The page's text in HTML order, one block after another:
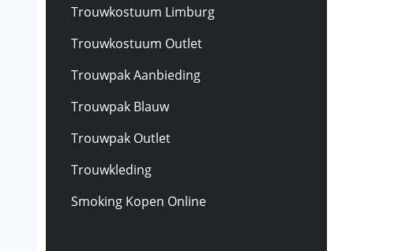
Trouwkostuum Limburg
Trouwkostuum Outlet
Trouwpak Aanbieding
Trouwpak Blauw
Trouwpak Outlet
Trouwkleding
Smoking Kopen Online